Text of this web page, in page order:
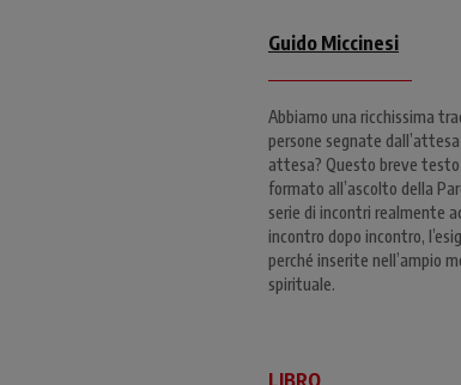
Guido Miccinesi
Abbiamo una ricchissima
persone segnate
attesa? Questo breve testo
formato all’ascolto della
serie di incontri realmente
incontro dopo incontro,
perché inserite nell’ampio
spirituale.
LIBRO